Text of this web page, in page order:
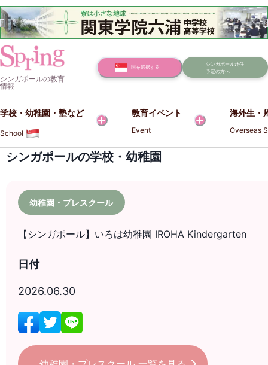
シンガポールの教育
情報
国を選択する
シンガポール赴任
予定の方へ
学校・幼稚園・塾など​​
School
教育イベント
Event
海外生・
Overseas
シンガポールの学校・幼稚園
幼稚園・プレスクール
【シンガポール】いろは幼稚園 IROHA Kindergarten
日付
2026.06.30